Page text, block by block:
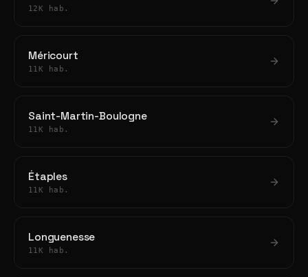
12K hab.
Méricourt
11K hab.
Saint-Martin-Boulogne
11K hab.
Étaples
11K hab.
Longuenesse
11K hab.